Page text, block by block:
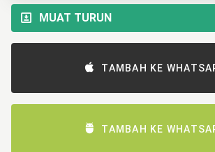
MUAT TURUN
TAMBAH KE
TAMBAH KE